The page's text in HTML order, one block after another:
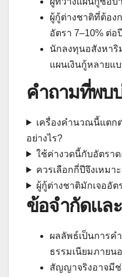
ผู้กู้ต่างชาติที่ต้อง
อัตรา 7–10% ต่อปี
นักลงทุนอสังหาริ
แผนเงินกู้หลายแ
คำถามที่พบ
เครื่องคำนวณนี้แตก
อย่างไร?
ใช้ค่างวดนี้กับอัตรา
ควรเลือกกี่ปีจึงเหมา
ผู้กู้ต่างชาติมักเจออัต
ข้อจำกัดแล
ผลลัพธ์เป็นการค
ธรรมเนียมภายน
สัญญาจริงอาจมีช่